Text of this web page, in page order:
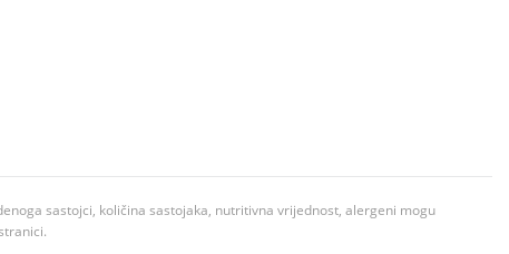
sastojci, količina sastojaka, nutritivna vrijednost, alergeni mogu